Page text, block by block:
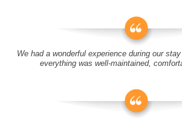
We had a wonderful experience during our
everything was well-maintained,